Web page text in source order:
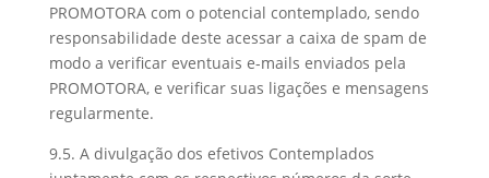
PROMOTORA com o potencial contemplado, sendo
responsabilidade deste acessar a caixa de spam de
modo a verificar eventuais e-mails enviados pela
PROMOTORA, e verificar suas ligações e mensagens
regularmente.
9.5. A divulgação dos efetivos Contemplados